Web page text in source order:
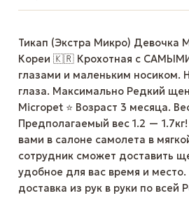
Тикап (Экстра Микро) Девочка
Кореи 🇰🇷 Крохотная с
глазами и маленьким носиком.
глаза. Максимально Редкий
Micropet ⭐️ Возраст 3 месяца.
Предполагаемый вес 1.2 —
вами в салоне самолета в
сотрудник сможет доставить
удобное для вас время и место.
доставка из рук в руки по всей